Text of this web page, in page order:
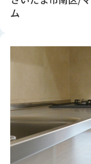
ム